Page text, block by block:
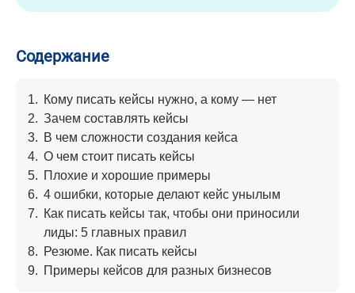
Содержание
1. Кому писать кейсы нужно, а кому — нет
2. Зачем составлять кейсы
3. В чем сложности создания кейса
4. О чем стоит писать кейсы
5. Плохие и хорошие примеры
6. 4 ошибки, которые делают кейс унылым
7. Как писать кейсы так, чтобы они приносили
лиды: 5 главных правил
8. Резюме. Как писать кейсы
9. Примеры кейсов для разных бизнесов